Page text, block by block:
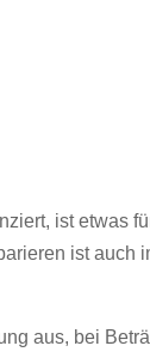
ist etwas
ist
aus, bei